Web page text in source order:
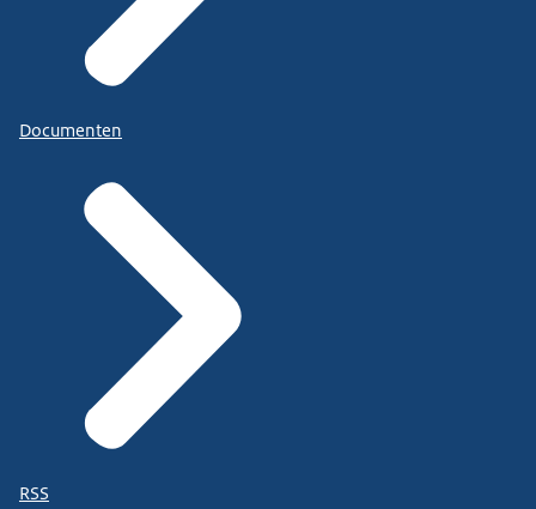
Documenten
RSS